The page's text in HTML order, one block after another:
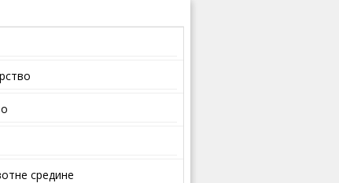
средине